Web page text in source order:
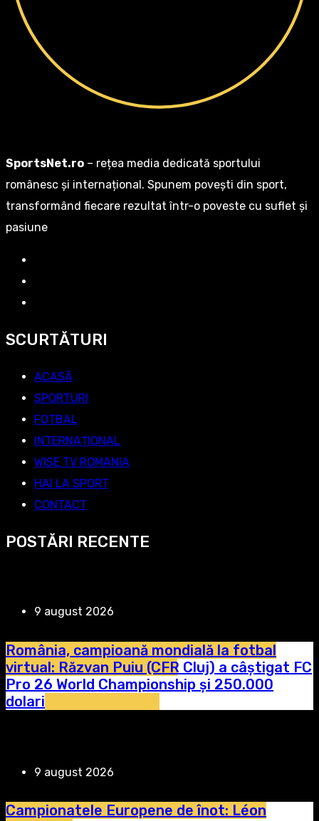
SportsNet.ro – rețea media dedicată sportului
românesc și internațional. Spunem povești din sport,
transformând fiecare rezultat într-o poveste cu suflet și
pasiune
SCURTĂTURI
ACASĂ
SPORTURI
FOTBAL
INTERNAȚIONAL
WISE TV ROMANIA
HAI LA SPORT
CONTACT
POSTĂRI RECENTE
9 august 2026
România, campioană mondială la fotbal
virtual: Răzvan Puiu (CFR Cluj) a câștigat FC
Pro 26 World Championship și 250.000
dolari
9 august 2026
Campionatele Europene de înot: Léon